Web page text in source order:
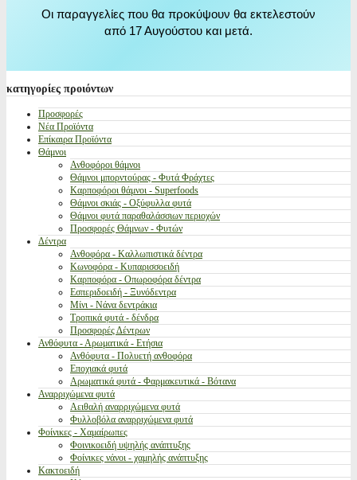
Οι παραγγελίες που θα προκύψουν θα εκτελεστούν
από 17 Αυγούστου και μετά.
κατηγορίες προιόντων
Προσφορές
Νέα Προϊόντα
Επίκαιρα Προϊόντα
Θάμνοι
Ανθοφόροι θάμνοι
Θάμνοι μπορντούρας - Φυτά Φράχτες
Καρποφόροι θάμνοι - Superfoods
Θάμνοι σκιάς - Οξύφυλλα φυτά
Θάμνοι φυτά παραθαλάσσιων περιοχών
Προσφορές Θάμνων - Φυτών
Δέντρα
Ανθοφόρα - Καλλωπιστικά δέντρα
Κωνοφόρα - Κυπαρισσοειδή
Καρποφόρα - Οπωροφόρα δέντρα
Εσπεριδοειδή - Ξυνόδεντρα
Μίνι - Νάνα δεντράκια
Τροπικά φυτά - δένδρα
Προσφορές Δέντρων
Ανθόφυτα - Αρωματικά - Ετήσια
Ανθόφυτα - Πολυετή ανθοφόρα
Εποχιακά φυτά
Αρωματικά φυτά - Φαρμακευτικά - Βότανα
Αναρριχώμενα φυτά
Αειθαλή αναρριχώμενα φυτά
Φυλλοβόλα αναρριχώμενα φυτά
Φοίνικες - Χαμαίρωπες
Φοινικοειδή υψηλής ανάπτυξης
Φοίνικες νάνοι - χαμηλής ανάπτυξης
Κακτοειδή